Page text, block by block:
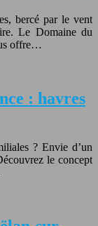
bercé par le vent
Le Domaine du
offre…
: havres
? Envie d’un
le concept